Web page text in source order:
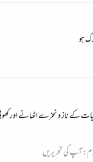
ہو
کے ناز و نخرے اٹھانے اور
آپ کی تحریریں